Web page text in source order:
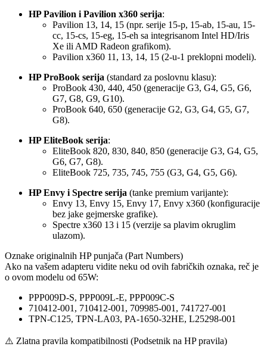
HP Pavilion i Pavilion x360 serija:
Pavilion 13, 14, 15 (npr. serije 15-p, 15-ab, 15-au, 15-
cc, 15-cs, 15-eg, 15-eh sa integrisanom Intel HD/Iris
Xe ili AMD Radeon grafikom).
Pavilion x360 11, 13, 14, 15 (2-u-1 preklopni modeli).
HP ProBook serija (standard za poslovnu klasu):
ProBook 430, 440, 450 (generacije G3, G4, G5, G6,
G7, G8, G9, G10).
ProBook 640, 650 (generacije G2, G3, G4, G5, G7,
G8).
HP EliteBook serija:
EliteBook 820, 830, 840, 850 (generacije G3, G4, G5,
G6, G7, G8).
EliteBook 725, 735, 745, 755 (G3, G4, G5, G6).
HP Envy i Spectre serija (tanke premium varijante):
Envy 13, Envy 15, Envy 17, Envy x360 (konfiguracije
bez jake gejmerske grafike).
Spectre x360 13 i 15 (verzije sa plavim okruglim
ulazom).
Oznake originalnih HP punjača (Part Numbers)
Ako na vašem adapteru vidite neku od ovih fabričkih oznaka, reč je
o ovom modelu od 65W:
PPP009D-S, PPP009L-E, PPP009C-S
710412-001, 710412-001, 709985-001, 741727-001
TPN-C125, TPN-LA03, PA-1650-32HE, L25298-001
⚠️ Zlatna pravila kompatibilnosti (Podsetnik na HP pravila)